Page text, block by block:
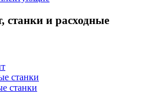
станки и расходные
станки
станки